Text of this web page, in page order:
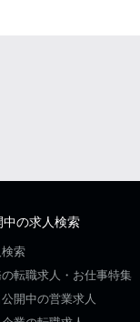
中の求人検索
索
転職求人・お仕事特集
開中の営業求人